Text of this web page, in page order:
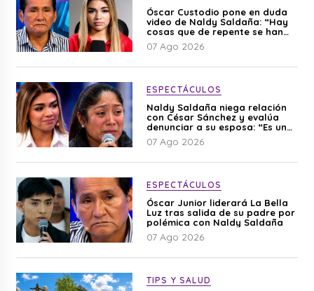
Óscar Custodio pone en duda
video de Naldy Saldaña: “Hay
cosas que de repente se han
editado”
07 Ago 2026
ESPECTÁCULOS
Naldy Saldaña niega relación
con César Sánchez y evalúa
denunciar a su esposa: “Es una
difamación”
07 Ago 2026
ESPECTÁCULOS
Óscar Junior liderará La Bella
Luz tras salida de su padre por
polémica con Naldy Saldaña
07 Ago 2026
TIPS Y SALUD